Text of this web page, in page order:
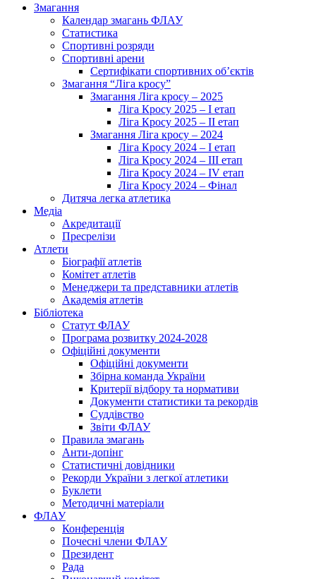
Змагання
Календар змагань ФЛАУ
Статистика
Спортивні розряди
Спортивні арени
Сертифікати спортивних об’єктів
Змагання “Ліга кросу”
Змагання Ліга кросу – 2025
Ліга Кросу 2025 – I етап
Ліга Кросу 2025 – II етап
Змагання Ліга кросу – 2024
Ліга Кросу 2024 – I етап
Ліга Кросу 2024 – III етап
Ліга Кросу 2024 – IV етап
Ліга Кросу 2024 – Фінал
Дитяча легка атлетика
Медіа
Акредитації
Пресрелізи
Атлети
Біографії атлетів
Комітет атлетів
Менеджери та представники атлетів
Академія атлетів
Бібліотека
Статут ФЛАУ
Програма розвитку 2024-2028
Офіційні документи
Офіційні документи
Збірна команда України
Критерії відбору та нормативи
Документи статистики та рекордів
Суддівство
Звіти ФЛАУ
Правила змагань
Анти-допінг
Статистичні довідники
Рекорди України з легкої атлетики
Буклети
Методичні матеріали
ФЛАУ
Конференція
Почесні члени ФЛАУ
Президент
Рада